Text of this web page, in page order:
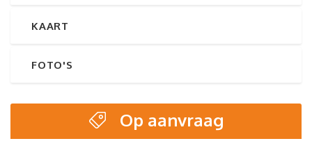
KAART
FOTO'S
Op aanvraag